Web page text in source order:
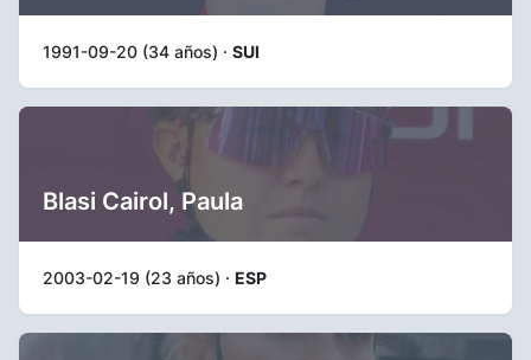
1991-09-20 (34 años) · SUI
Blasi Cairol, Paula
2003-02-19 (23 años) · ESP